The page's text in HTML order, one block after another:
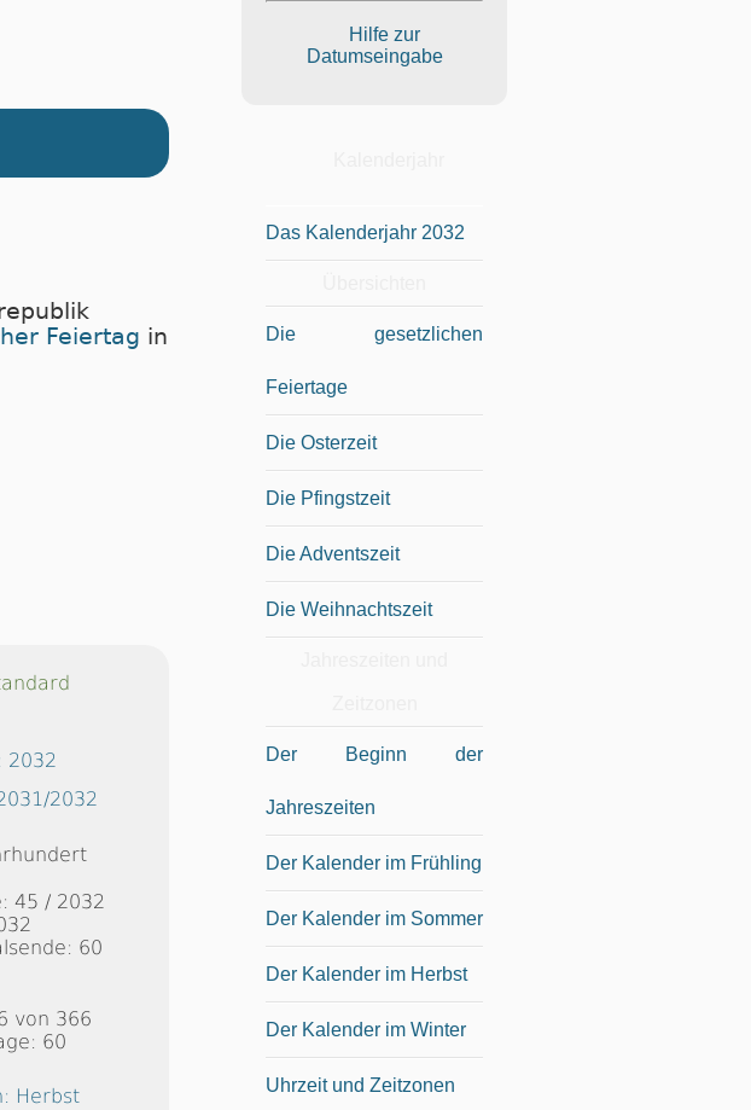
Fei­er­tag in
2032
2032
45 / 2032
60
von 366
60
Herbst
Hilfe zur
Datumseingabe
Das Kalenderjahr 2032
Die gesetzlichen
Feiertage
Die Osterzeit
Die Pfingstzeit
Die Adventszeit
Die Weihnachtszeit
Der Beginn der
Jahreszeiten
Der Kalender im Frühling
Der Kalender im Sommer
Der Kalender im Herbst
Der Kalender im Winter
Uhrzeit und Zeitzonen